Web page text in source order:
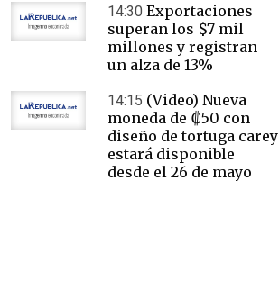
14:30 Exportaciones
superan los $7 mil
millones y registran
un alza de 13%
14:15 (Video) Nueva
moneda de ₡50 con
diseño de tortuga carey
estará disponible
desde el 26 de mayo